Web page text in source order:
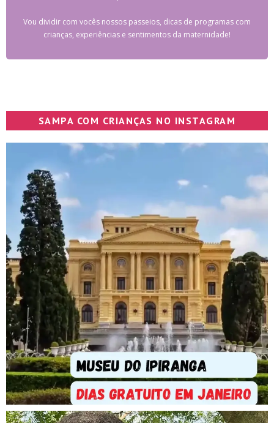
Vou dividir com vocês nossos passeios, dicas de programas com
crianças, experiências e sentimentos da maternidade!
SAMPA COM CRIANÇAS NO INSTAGRAM